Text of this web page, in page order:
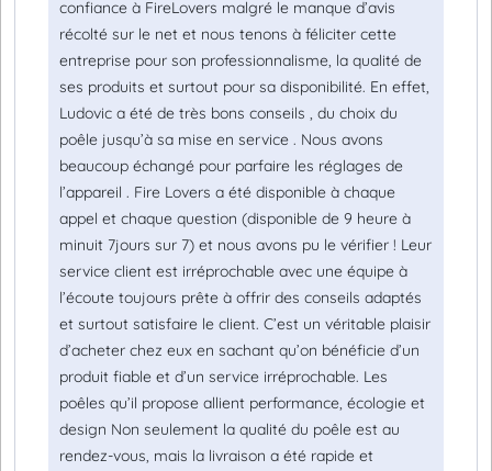
confiance à FireLovers malgré le manque d’avis
récolté sur le net et nous tenons à féliciter cette
entreprise pour son professionnalisme, la qualité de
ses produits et surtout pour sa disponibilité. En effet,
Ludovic a été de très bons conseils , du choix du
poêle jusqu’à sa mise en service . Nous avons
beaucoup échangé pour parfaire les réglages de
l’appareil . Fire Lovers a été disponible à chaque
appel et chaque question (disponible de 9 heure à
minuit 7jours sur 7) et nous avons pu le vérifier ! Leur
service client est irréprochable avec une équipe à
l’écoute toujours prête à offrir des conseils adaptés
et surtout satisfaire le client. C’est un véritable plaisir
d’acheter chez eux en sachant qu’on bénéficie d’un
produit fiable et d’un service irréprochable. Les
poêles qu’il propose allient performance, écologie et
design Non seulement la qualité du poêle est au
rendez-vous, mais la livraison a été rapide et